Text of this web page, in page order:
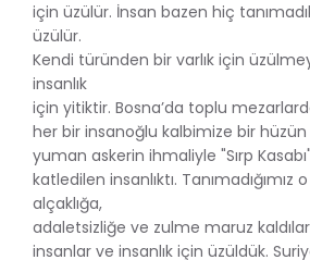
için üzülür. İnsan bazen hiç
üzülür.
Kendi türünden bir varlık için
insanlık
için yitiktir. Bosna’da toplu
her bir insanoğlu kalbimize bir hüzün
yuman askerin ihmaliyle "Sırp
katledilen insanlıktı. Tanımadığımız
alçaklığa,
adaletsizliğe ve zulme maruz
insanlar ve insanlık için üzüldük.